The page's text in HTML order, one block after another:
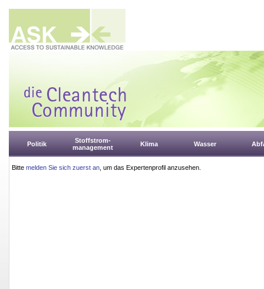
Politik
Stoffstrom-
management
Klima Wasser
Bitte melden Sie sich zuerst an , um das Expertenprofil anzusehen.